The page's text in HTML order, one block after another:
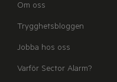
Om oss
Trygghetsbloggen
Jobba hos oss
Varför Sector Alarm?